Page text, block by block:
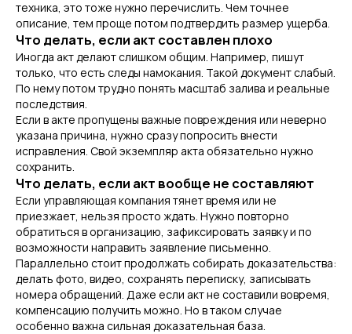
техника, это тоже нужно перечислить. Чем точнее
описание, тем проще потом подтвердить размер ущерба.
Что делать, если акт составлен плохо
Иногда акт делают слишком общим. Например, пишут
только, что есть следы намокания. Такой документ слабый.
По нему потом трудно понять масштаб залива и реальные
последствия.
Если в акте пропущены важные повреждения или неверно
указана причина, нужно сразу попросить внести
исправления. Свой экземпляр акта обязательно нужно
сохранить.
Что делать, если акт вообще не составляют
Если управляющая компания тянет время или не
приезжает, нельзя просто ждать. Нужно повторно
обратиться в организацию, зафиксировать заявку и по
возможности направить заявление письменно.
Параллельно стоит продолжать собирать доказательства:
делать фото, видео, сохранять переписку, записывать
номера обращений. Даже если акт не составили вовремя,
компенсацию получить можно. Но в таком случае
особенно важна сильная доказательная база.